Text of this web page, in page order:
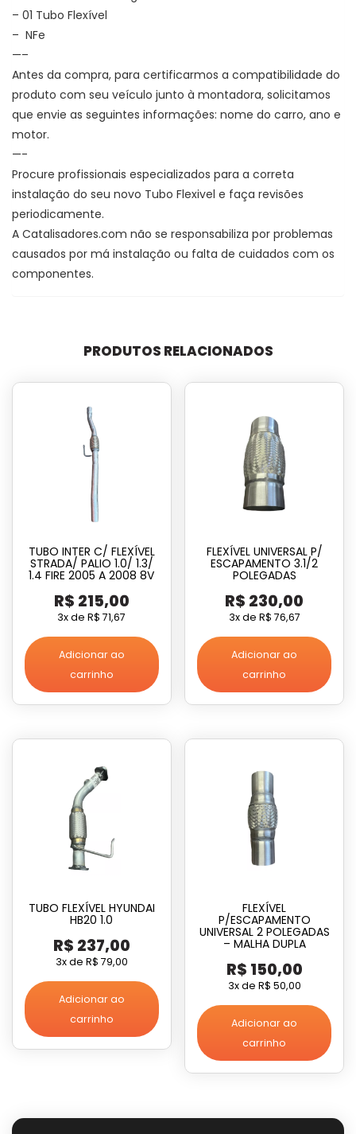
– 01 Tubo Flexível
– NFe
—–
Antes da compra, para certificarmos a compatibilidade do
produto com seu veículo junto à montadora, solicitamos
que envie as seguintes informações: nome do carro, ano e
motor.
—-
Procure profissionais especializados para a correta
instalação do seu novo Tubo Flexivel e faça revisões
periodicamente.
A Catalisadores.com não se responsabiliza por problemas
causados por má instalação ou falta de cuidados com os
componentes.
PRODUTOS RELACIONADOS
TUBO INTER C/ FLEXÍVEL
STRADA/ PALIO 1.0/ 1.3/
1.4 FIRE 2005 A 2008 8V
R$ 215,00
3x deR$ 71,67
Adicionar ao
carrinho
FLEXÍVEL UNIVERSAL P/
ESCAPAMENTO 3.1/2
POLEGADAS
R$ 230,00
3x de R$ 76,67
Adicionar ao
carrinho
TUBO FLEXÍVEL HYUNDAI
HB20 1.0
R$ 237,00
3x de R$ 79,00
Adicionar ao
carrinho
FLEXÍVEL
P/ESCAPAMENTO
UNIVERSAL 2 POLEGADAS
– MALHA DUPLA
R$ 150,00
3x de R$ 50,00
Adicionar ao
carrinho